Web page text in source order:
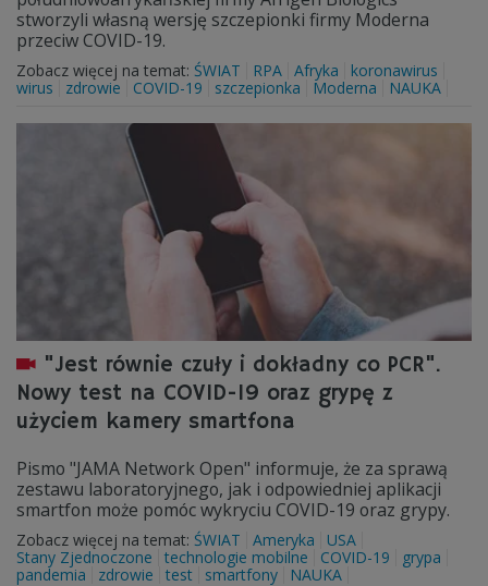
stworzyli własną wersję szczepionki firmy Moderna
przeciw COVID-19.
Zobacz więcej na temat: ŚWIAT RPA Afryka
koronawirus
wirus
zdrowie COVID-19 szczepionka Moderna NAUKA
"Jest równie czuły i dokładny co PCR".
Nowy test na COVID-19 oraz grypę z
użyciem kamery smartfona
Pismo "JAMA Network Open" informuje, że za sprawą
zestawu laboratoryjnego, jak i odpowiedniej aplikacji
smartfon może pomóc wykryciu COVID-19 oraz grypy.
Zobacz więcej na temat: ŚWIAT Ameryka
USA
Stany Zjednoczone
technologie mobilne COVID-19
grypa
pandemia
zdrowie test smartfony NAUKA